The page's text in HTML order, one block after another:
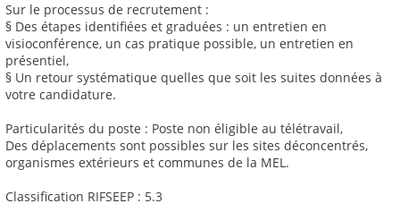
Sur le processus de recrutement :
§ Des étapes identifiées et graduées : un entretien en
visioconférence, un cas pratique possible, un entretien en
présentiel,
§ Un retour systématique quelles que soit les suites données à
votre candidature.
Particularités du poste : Poste non éligible au télétravail,
Des déplacements sont possibles sur les sites déconcentrés,
organismes extérieurs et communes de la MEL.
Classification RIFSEEP : 5.3